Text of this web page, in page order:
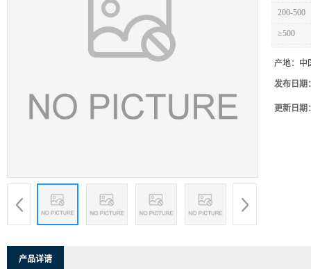
200-500
≥500
产地： 中
发布日期
更新日期
产品详请